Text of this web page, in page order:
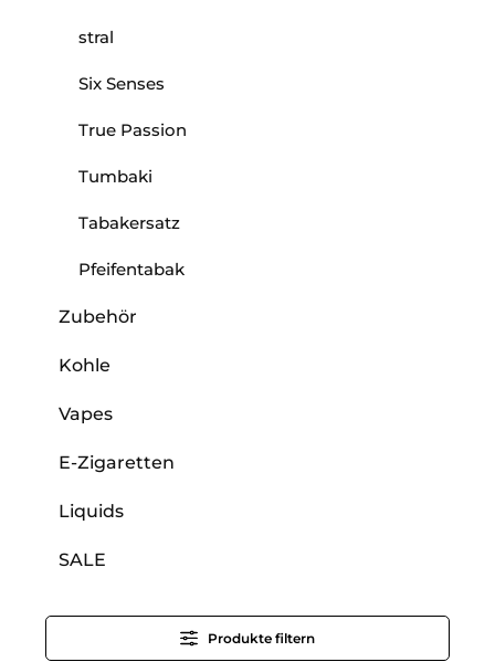
stral
Six Senses
True Passion
Tumbaki
Tabakersatz
Pfeifentabak
Zubehör
Kohle
Vapes
E-Zigaretten
Liquids
SALE
Produkte filtern